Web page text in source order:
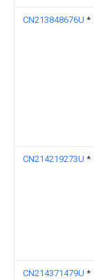
CN213848676U *
CN214219273U *
CN214371479U *